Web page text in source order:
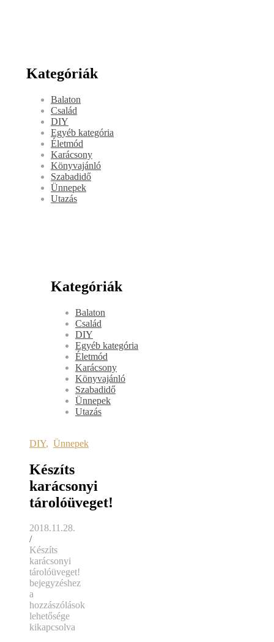
Kategóriák
Balaton
Család
DIY
Egyéb kategória
Életmód
Karácsony
Könyvajánló
Szabadidő
Ünnepek
Utazás
Kategóriák
Balaton
Család
DIY
Egyéb kategória
Életmód
Karácsony
Könyvajánló
Szabadidő
Ünnepek
Utazás
DIY, Ünnepek
Készíts
karácsonyi
tárolóüveget!
2018.11.28.
/
Készíts
karácsonyi
tárolóüveget!
bejegyzéshez
a
hozzászólások
lehetősége
kikapcsolva